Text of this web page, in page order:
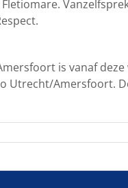
is vanaf
Utrecht/Amersfoort.